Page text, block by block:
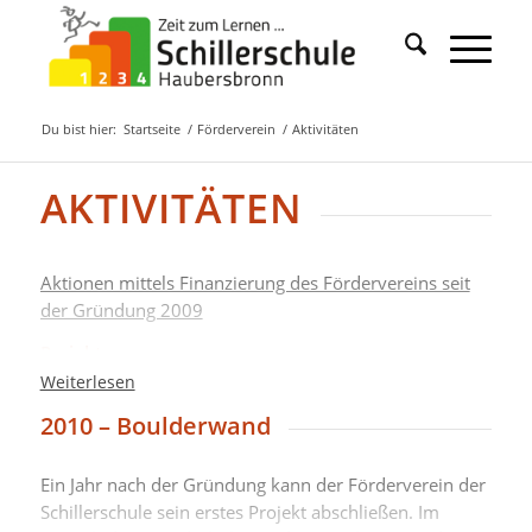
Du bist hier: Startseite / Förderverein / Aktivitäten
AKTIVITÄTEN
Aktionen mittels Finanzierung des Fördervereins seit
der Gründung 2009
Erneuerung der Schulhofbemalung 2012 mit Bau
Klassenraumrenovierung 2013
Weiterlesen
2010 – Boulderwand
Ein Jahr nach der Gründung kann der Förderverein der
Schillerschule sein erstes Projekt abschließen. Im